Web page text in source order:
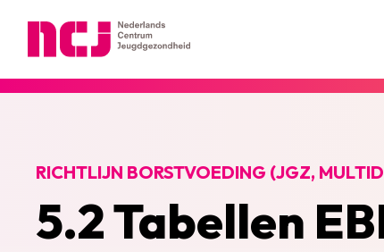
5.2 Tabellen
RICHTLIJN BORSTVOEDING (JGZ,